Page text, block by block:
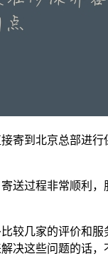
寄到北京总部进
送过程非常顺利
较几家的评价和
决这些问题的话，